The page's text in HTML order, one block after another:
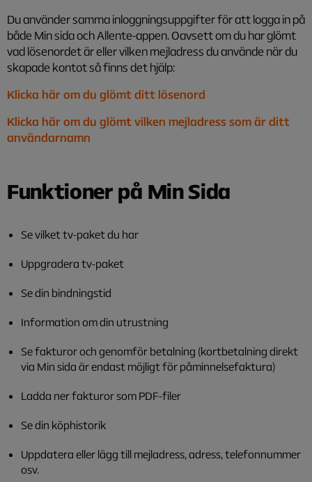
Du använder samma inloggningsuppgifter för att logga in på
både Min sida och Allente-appen. Oavsett om du har glömt
vad lösenordet är eller vilken mejladress du använde när du
skapade kontot så finns det hjälp:
Klicka här om du glömt ditt lösenord
Klicka här om du glömt vilken mejladress som är ditt
användarnamn
Funktioner på Min Sida
Se vilket tv-paket du har
Uppgradera tv-paket
Se din bindningstid
Information om din utrustning
Se fakturor och genomför betalning (kortbetalning direkt
via Min sida är endast möjligt för påminnelsefaktura)
Ladda ner fakturor som PDF-filer
Se din köphistorik
Uppdatera eller lägg till mejladress, adress, telefonnummer
osv.